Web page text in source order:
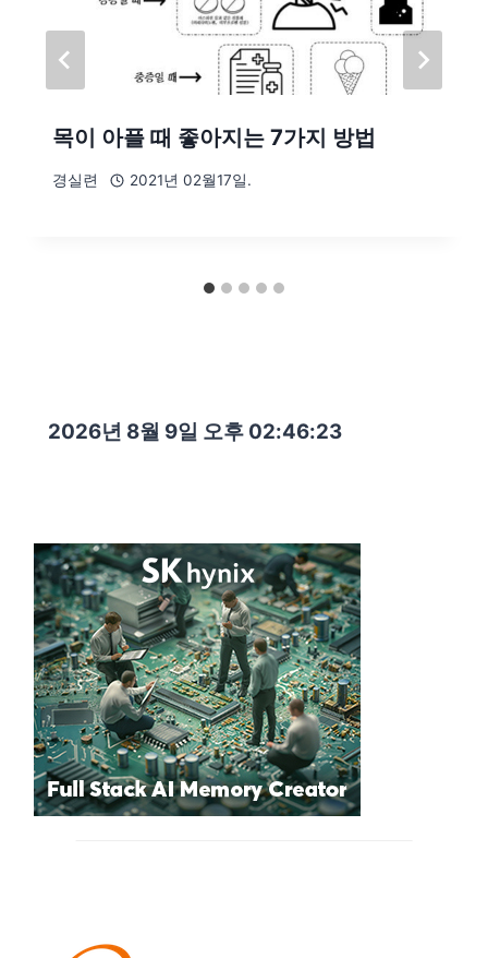
목이 아플 때 좋아지는 7가지 방법
경실련 2021년 02월17일.
2026년 8월 9일 오후 02:46:24